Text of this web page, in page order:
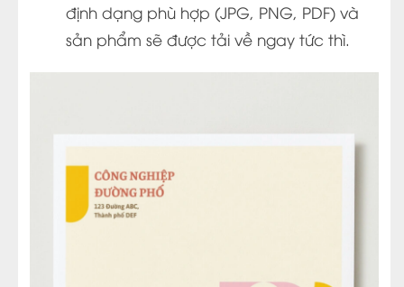
định dạng phù hợp (JPG, PNG, PDF) và
sản phẩm sẽ được tải về ngay tức thì.